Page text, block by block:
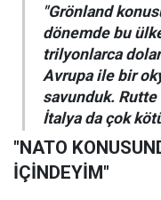
"Grönland
dönemde bu
trilyonlarca dolar
Avrupa ile bir
savunduk. Rutte
İtalya da çok
"NATO
İÇİNDEYİM"